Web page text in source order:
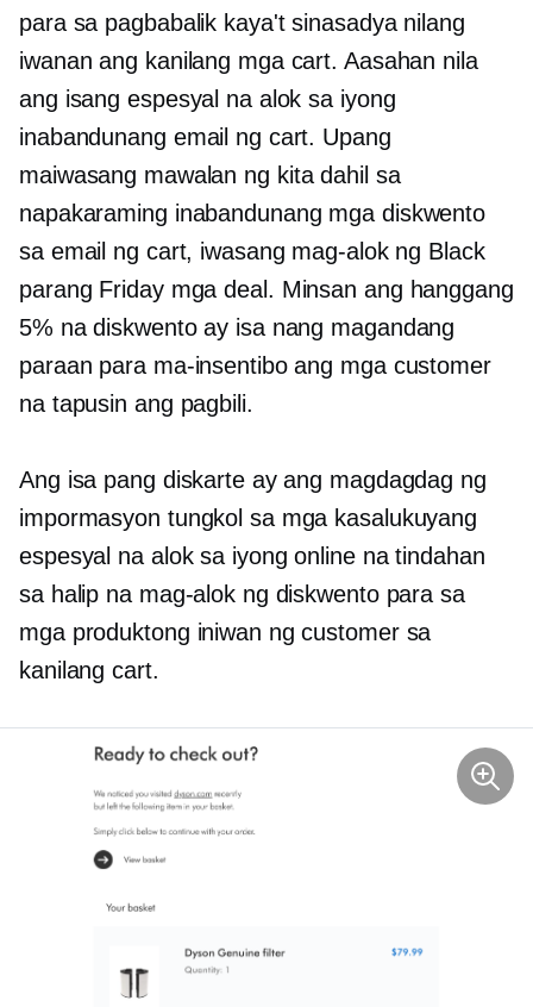
para sa pagbabalik kaya't sinasadya nilang
iwanan ang kanilang mga cart. Aasahan nila
ang isang espesyal na alok sa iyong
inabandunang email ng cart. Upang
maiwasang mawalan ng kita dahil sa
napakaraming inabandunang mga diskwento
sa email ng cart, iwasang mag-alok ng Black
parang Fridaymga deal. Minsan ang hanggang
5% na diskwento ay isa nang magandang
paraan para ma-insentibo ang mga customer
na tapusin ang pagbili.
Ang isa pang diskarte ay ang magdagdag ng
impormasyon tungkol sa mga kasalukuyang
espesyal na alok sa iyong online na tindahan
sa halip na mag-alok ng diskwento para sa
mga produktong iniwan ng customer sa
kanilang cart.